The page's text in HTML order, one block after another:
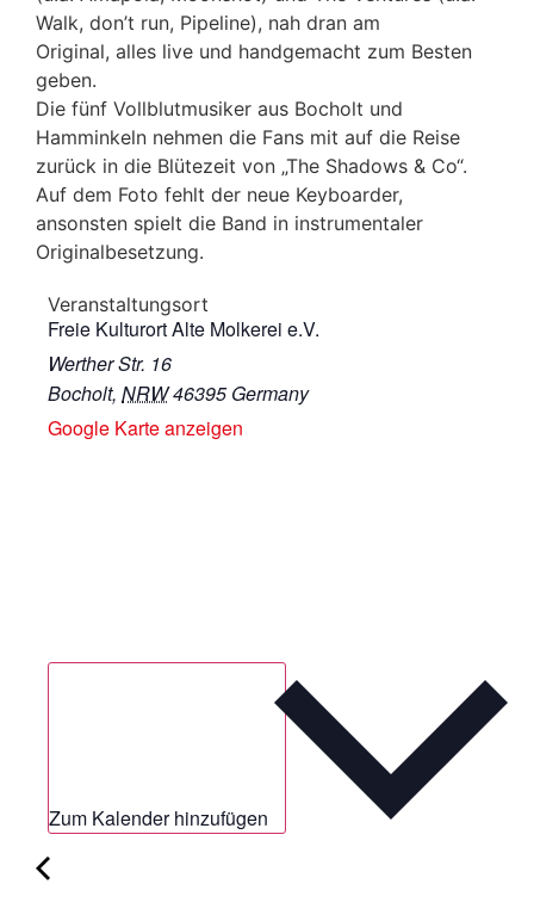
Walk, don’t run, Pipeline), nah dran am
Original, alles live und handgemacht zum Besten
geben.
Die fünf Vollblutmusiker aus Bocholt und
Hamminkeln nehmen die Fans mit auf die Reise
zurück in die Blütezeit von „The Shadows & Co“.
Auf dem Foto fehlt der neue Keyboarder,
ansonsten spielt die Band in instrumentaler
Originalbesetzung.
Veranstaltungsort
Freie Kulturort Alte Molkerei e.V.
Werther Str. 16
Bocholt, NRW46395 Germany
Google Karte anzeigen
Zum Kalender hinzufügen